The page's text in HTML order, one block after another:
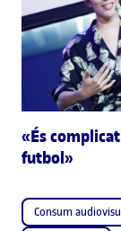
«És
futbol»
Consum